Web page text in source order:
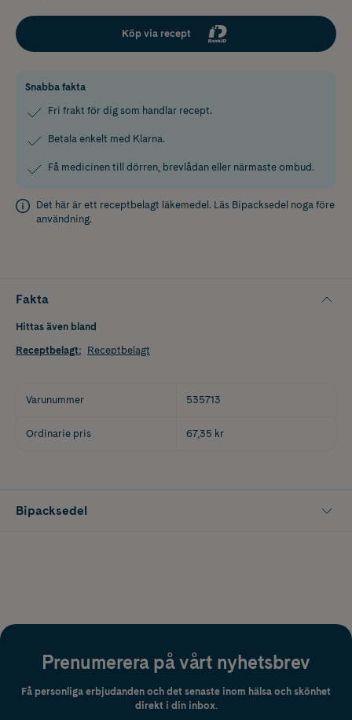
Köp via recept
Snabba fakta
Fri frakt för dig som handlar recept.
Betala enkelt med Klarna.
Få medicinen till dörren, brevlådan eller närmaste ombud.
Det här är ett receptbelagt läkemedel. Läs Bipacksedel noga före
användning.
Fakta
Hittas även bland
Receptbelagt: Receptbelagt
Varunummer 535713
Ordinarie pris 67,35 kr
Bipacksedel
Prenumerera på vårt nyhetsbrev
Få personliga erbjudanden och det senaste inom hälsa och skönhet
direkt i din inbox.